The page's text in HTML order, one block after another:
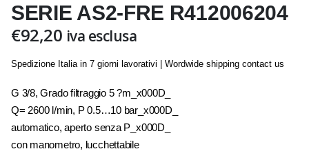
SERIE AS2-FRE R412006204
€92,20 iva esclusa
Spedizione Italia in 7 giorni lavorativi | Wordwide shipping contact us
G 3/8, Grado filtraggio 5 ?m_x000D_
Q= 2600 l/min, P 0.5…10 bar_x000D_
automatico, aperto senza P_x000D_
con manometro, lucchettabile